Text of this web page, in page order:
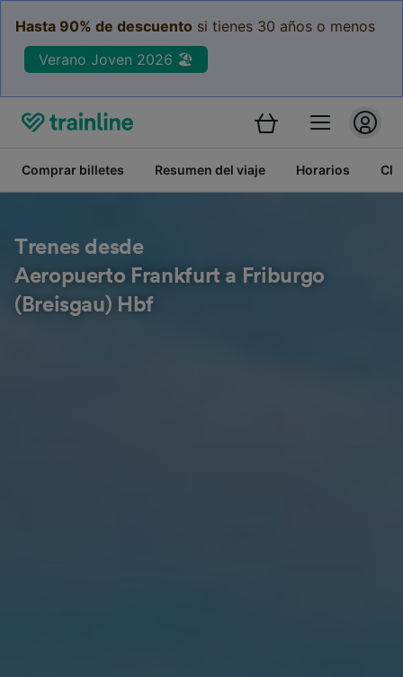
Hasta 90% de descuento si tienes 30 años o menos
Verano Joven 2026 🏖️
Comprar billetes Resumen del viaje Horarios
Trenes desde
Aeropuerto Frankfurt a Friburgo
(Breisgau) Hbf